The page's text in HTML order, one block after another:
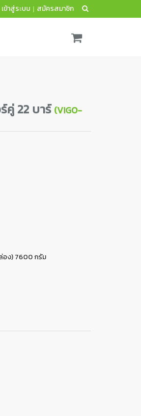
เข้าสู่ระบบ | สมัครสมาชิก
คู่ 22 บาร์ (VIGO-
อง) 7600 กรัม